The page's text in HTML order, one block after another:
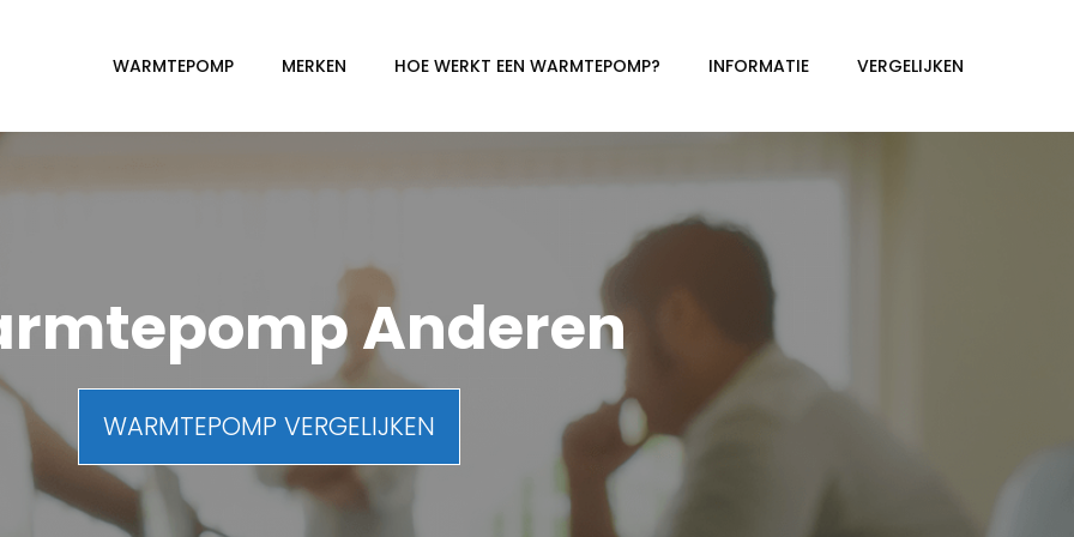
WARMTEPOMP MERKEN HOE WERKT EEN WARMTEPOMP? INFORMATIE VERGELIJKEN
Anderen
WARMTEPOMP VERGELIJKEN